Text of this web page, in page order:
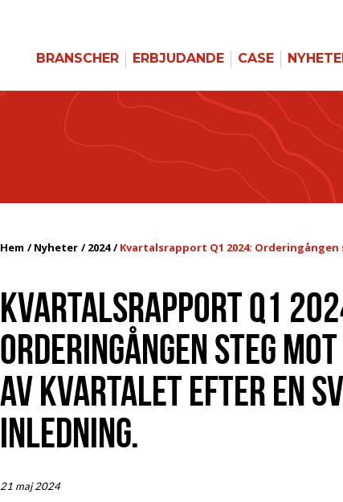
BRANSCHER ERBJUDANDE CASE
Hem Nyheter 2024 Kvartalsrapport Q1 2024:
KVARTALSRAPPORT Q1
ORDERINGÅNGEN STEG
AV KVARTALET EFTER EN
INLEDNING.
21 maj 2024